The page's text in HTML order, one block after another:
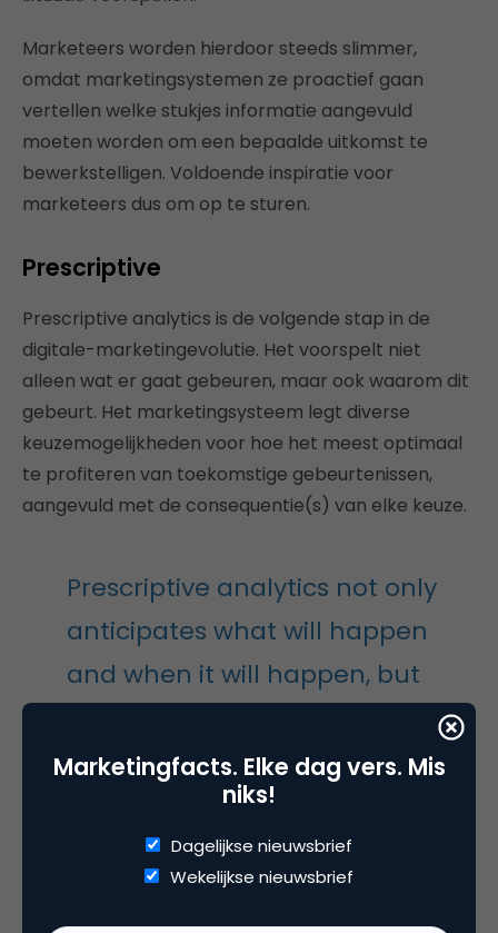
Marketeers worden hierdoor steeds slimmer,
omdat marketingsystemen ze proactief gaan
vertellen welke stukjes informatie aangevuld
moeten worden om een bepaalde uitkomst te
bewerkstelligen. Voldoende inspiratie voor
marketeers dus om op te sturen.
Prescriptive
Prescriptive analytics is de volgende stap in de
digitale-marketingevolutie. Het voorspelt niet
alleen wat er gaat gebeuren, maar ook waarom dit
gebeurt. Het marketingsysteem legt diverse
keuzemogelijkheden voor hoe het meest optimaal
te profiteren van toekomstige gebeurtenissen,
aangevuld met de consequentie(s) van elke keuze.
Prescriptive analytics not only
anticipates what will happen
and when it will happen, but
also why it will happen. Further,
prescriptive analytics suggests
decision options on how to take
advantage of a future
opportunity and shows the
Marketingfacts. Elke dag vers. Mis
niks!
Dagelijkse nieuwsbrief
Wekelijkse nieuwsbrief